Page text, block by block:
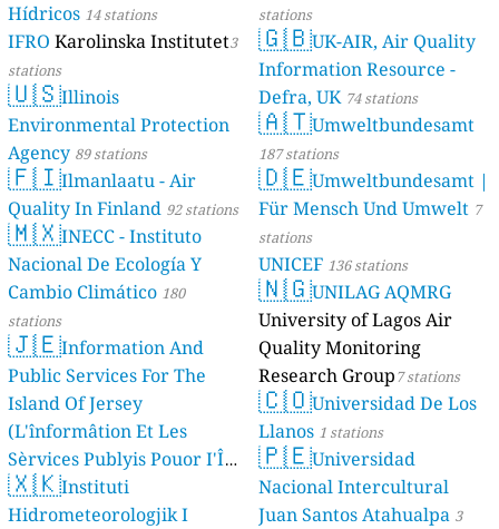
Hídricos 14 stations
IFRO Karolinska Institutet3
stations
🇺🇸Illinois
Environmental Protection
Agency 89 stations
🇫🇮Ilmanlaatu - Air
Quality In Finland 92 stations
🇲🇽INECC - Instituto
Nacional De Ecología Y
Cambio Climático 180
stations
🇯🇪Information And
Public Services For The
Island Of Jersey
(L'înformâtion Et Les
Sèrvices Publyis Pouor I'Île
Dé Jèrri) 2 stations
🇽🇰Instituti
Hidrometeorologjik I
stations
🇬🇧UK-AIR, Air Quality
Information Resource -
Defra, UK 74 stations
🇦🇹Umweltbundesamt
187 stations
🇩🇪Umweltbundesamt |
Für Mensch Und Umwelt 7
stations
UNICEF 136 stations
🇳🇬UNILAG AQMRG
University of Lagos Air
Quality Monitoring
Research Group7 stations
🇨🇴Universidad De Los
Llanos 1 stations
🇵🇪Universidad
Nacional Intercultural
Juan Santos Atahualpa 3